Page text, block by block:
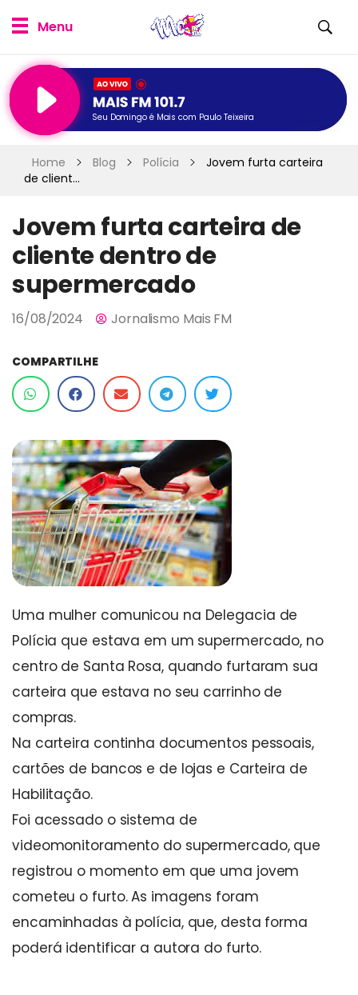
Seu Domingo é Mais com Paulo Teixeira
Home Blog Polícia
Jovem furta carteira
de client...
Jovem furta carteira de
cliente dentro de
supermercado
16/08/2024 Jornalismo Mais FM
COMPARTILHE
Uma mulher comunicou na Delegacia de
Polícia que estava em um supermercado, no
centro de Santa Rosa, quando furtaram sua
carteira que estava no seu carrinho de
compras.
Na carteira continha documentos pessoais,
cartões de bancos e de lojas e Carteira de
Habilitação.
Foi acessado o sistema de
videomonitoramento do supermercado, que
registrou o momento em que uma jovem
cometeu o furto. As imagens foram
encaminhadas à polícia, que, desta forma
poderá identificar a autora do furto.